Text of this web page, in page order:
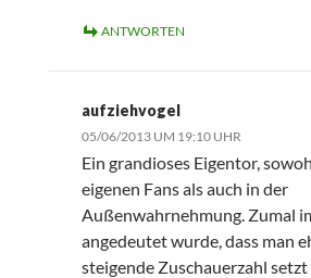
ANTWORTEN
aufziehvogel
05/06/2013 UM 19:10 UHR
Ein grandioses Eigentor,
eigenen Fans als auch in der
Außenwahrnehmung. Zumal
angedeutet wurde, dass man
steigende Zuschauerzahl